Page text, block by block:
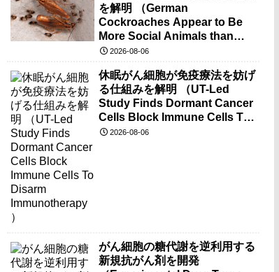
を解明 （German
Cockroaches Appear to Be
More Social Animals than
Previously Thought）
2026-08-06
休眠がん細胞が免疫療法を妨げ
る仕組みを解明 （UT-Led
Study Finds Dormant Cancer
Cells Block Immune Cells To
Disarm Immunotherapy）
2026-08-06
がん細胞の糖代謝を逆利用する
新規抗がん剤を開発